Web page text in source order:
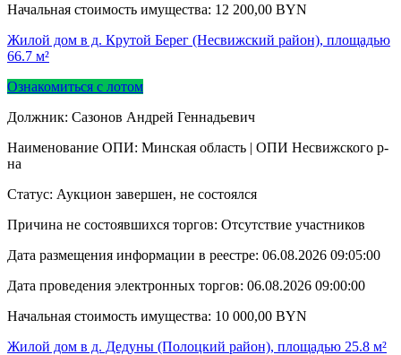
Начальная стоимость имущества: 12 200,00 BYN
Жилой дом в д. Крутой Берег (Несвижский район), площадью
66.7 м²
Ознакомиться с лотом
Должник: Сазонов Андрей Геннадьевич
Наименование ОПИ: Минская область | ОПИ Несвижского р-
на
Статус: Аукцион завершен, не состоялся
Причина не состоявшихся торгов: Отсутствие участников
Дата размещения информации в реестре: 06.08.2026 09:05:00
Дата проведения электронных торгов: 06.08.2026 09:00:00
Начальная стоимость имущества: 10 000,00 BYN
Жилой дом в д. Дедуны (Полоцкий район), площадью 25.8 м²